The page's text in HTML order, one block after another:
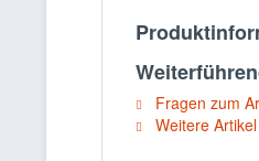
Fragen zum
Weitere